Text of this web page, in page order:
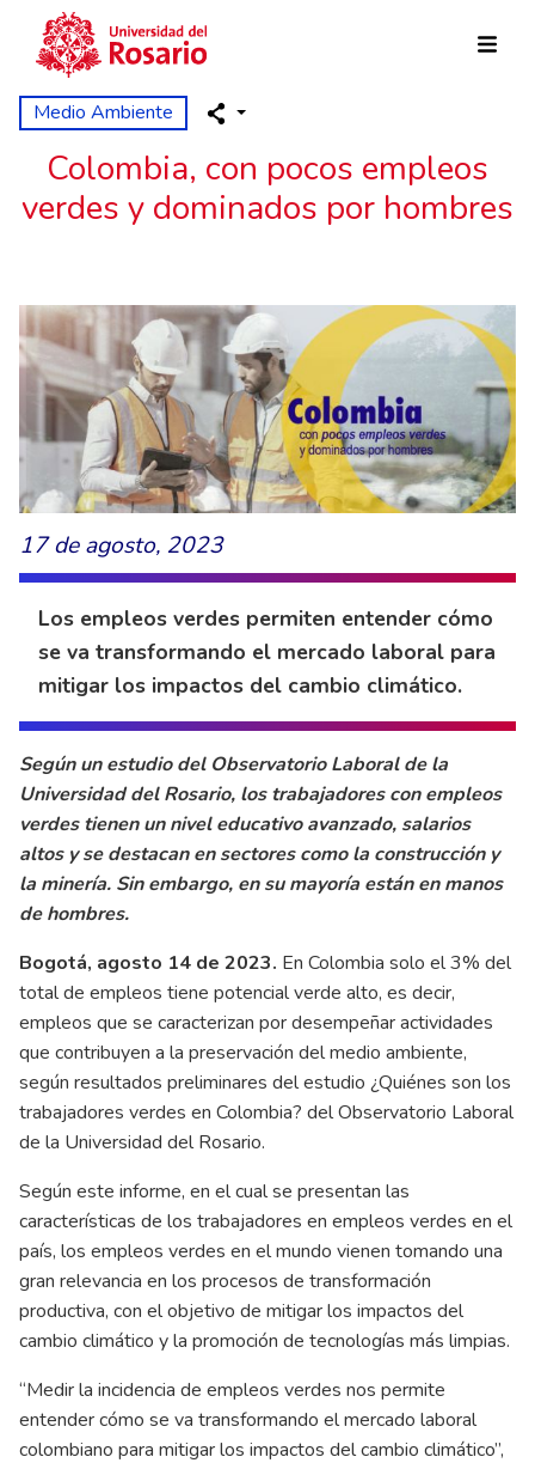
Pasar al contenido principal
Medio Ambiente
Colombia, con pocos empleos
verdes y dominados por hombres
17 de agosto, 2023
Los empleos verdes permiten entender cómo
se va transformando el mercado laboral para
mitigar los impactos del cambio climático.
Según un estudio del Observatorio Laboral de la
Universidad del Rosario, los trabajadores con empleos
verdes tienen un nivel educativo avanzado, salarios
altos y se destacan en sectores como la construcción y
la minería. Sin embargo, en su mayoría están en manos
de hombres.
Bogotá, agosto 14 de 2023. En Colombia solo el 3% del
total de empleos tiene potencial verde alto, es decir,
empleos que se caracterizan por desempeñar actividades
que contribuyen a la preservación del medio ambiente,
según resultados preliminares del estudio ¿Quiénes son los
trabajadores verdes en Colombia? del Observatorio Laboral
de la Universidad del Rosario.
Según este informe, en el cual se presentan las
características de los trabajadores en empleos verdes en el
país, los empleos verdes en el mundo vienen tomando una
gran relevancia en los procesos de transformación
productiva, con el objetivo de mitigar los impactos del
cambio climático y la promoción de tecnologías más limpias.
“Medir la incidencia de empleos verdes nos permite
entender cómo se va transformando el mercado laboral
colombiano para mitigar los impactos del cambio climático”,